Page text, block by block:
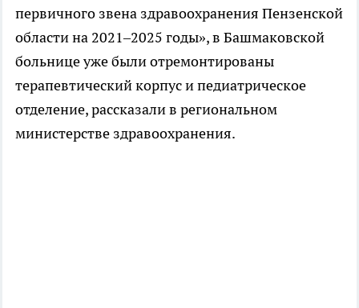
первичного звена здравоохранения Пензенской
области на 2021–2025 годы», в Башмаковской
больнице уже были отремонтированы
терапевтический корпус и педиатрическое
отделение, рассказали в региональном
министерстве здравоохранения.